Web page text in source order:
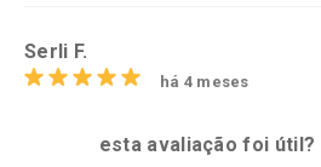
Serli F.
há 4 meses
esta avaliação foi útil?